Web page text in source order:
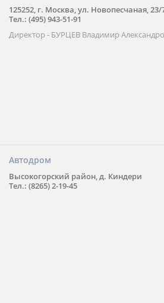
125252, г. Москва, ул. Новопесчаная, 23/
Тел.: (495) 943-51-91
Директор - БУРЦЕВ Владимир
Автодром
Высокогорский район, д. Киндери
Тел.: (8265) 2-19-45